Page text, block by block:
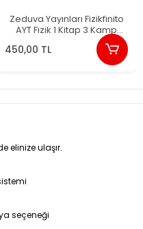
Zeduva Yayınları Fizikfinito
AYT Fizik 1 Kitap 3 Kamp
Video Ders Kitabı
450,00 TL
elinize ulaşır.
seçeneği